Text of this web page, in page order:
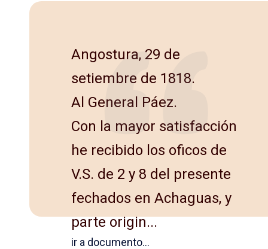
Angostura, 29 de
setiembre de 1818.
Al General Páez.
Con la mayor satisfacción
he recibido los oficos de
V.S. de 2 y 8 del presente
fechados en Achaguas, y
parte origin...
ir a documento...